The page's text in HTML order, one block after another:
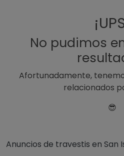
No pudimos
Afortunadamente,
relacionados
😎
Anuncios de travestis en San